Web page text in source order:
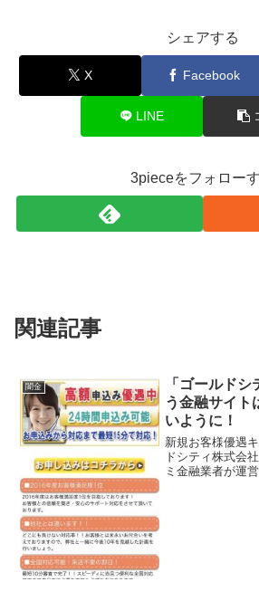
シェアする
X Facebook
LINE
3pieceをフォロー
関連記事
闇金
「ゴールド
う金融サイト
いように！
新規お客様優遇
ドシティ株式会
ミ金融業者が運